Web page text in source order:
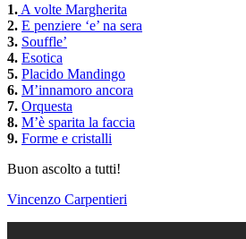
1. A volte Margherita
2. E penziere ‘e’ na sera
3. Souffle’
4. Esotica
5. Placido Mandingo
6. M’innamoro ancora
7. Orquesta
8. M’è sparita la faccia
9. Forme e cristalli
Buon ascolto a tutti!
Vincenzo Carpentieri